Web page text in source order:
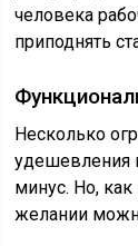
человека
приподнять
Несколько
удешевления
минус. Но,
желании